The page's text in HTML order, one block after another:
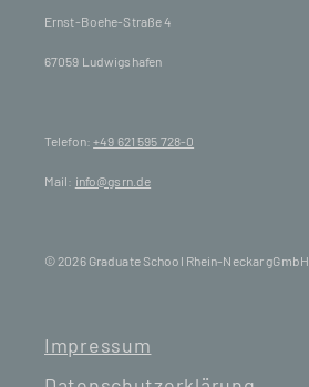
Ernst-Boehe-Straße 4
67059 Ludwigshafen
Telefon:+49 621 595 728-0
Mail: info@gsrn.de
© 2026 Graduate School Rhein-Neckar gGmbH
Impressum